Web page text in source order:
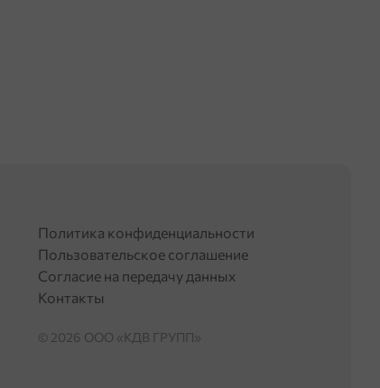
Политика конфиденциальности
Пользовательское соглашение
Согласие на передачу данных
Контакты
© 2026 OOO «КДВ ГРУПП»